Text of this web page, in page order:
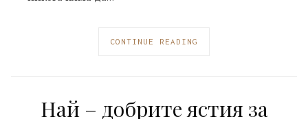
CONTINUE READING
Най – добрите ястия за